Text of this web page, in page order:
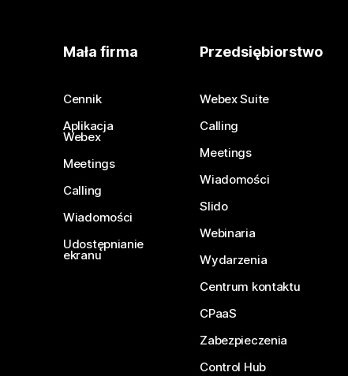
Mała firma
Cennik
Aplikacja
Webex
Meetings
Calling
Wiadomości
Udostępnianie
ekranu
Przedsiębiorstwo
Webex Suite
Calling
Meetings
Wiadomości
Slido
Webinaria
Wydarzenia
Centrum kontaktu
CPaaS
Zabezpieczenia
Control Hub